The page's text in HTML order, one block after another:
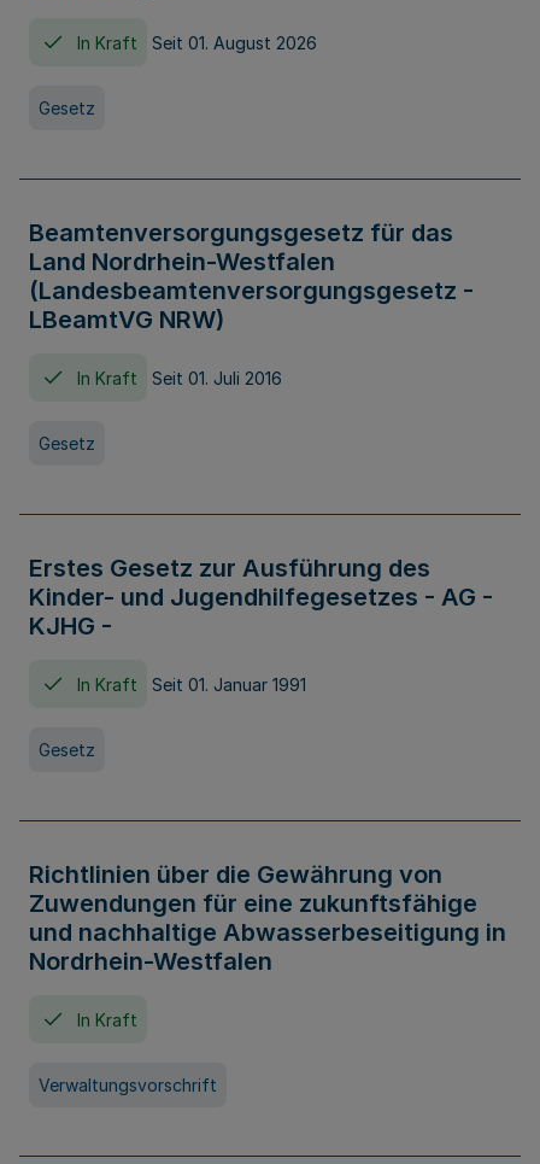
In Kraft Seit 01. August 2026
Gesetz
Beamtenversorgungsgesetz für das
Land Nordrhein-Westfalen
(Landesbeamtenversorgungsgesetz -
LBeamtVG NRW)
In Kraft Seit 01. Juli 2016
Gesetz
Erstes Gesetz zur Ausführung des
Kinder- und Jugendhilfegesetzes - AG -
KJHG -
In Kraft Seit 01. Januar 1991
Gesetz
Richtlinien über die Gewährung von
Zuwendungen für eine zukunftsfähige
und nachhaltige Abwasserbeseitigung in
Nordrhein-Westfalen
In Kraft
Verwaltungsvorschrift